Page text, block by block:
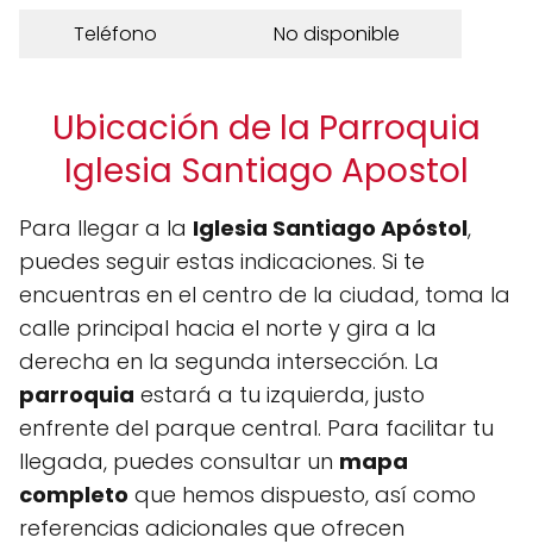
Teléfono
No disponible
Ubicación de la Parroquia
Iglesia Santiago Apostol
Para llegar a la Iglesia Santiago Apóstol,
puedes seguir estas indicaciones. Si te
encuentras en el centro de la ciudad, toma la
calle principal hacia el norte y gira a la
derecha en la segunda intersección. La
parroquia estará a tu izquierda, justo
enfrente del parque central. Para facilitar tu
llegada, puedes consultar un mapa
completo que hemos dispuesto, así como
referencias adicionales que ofrecen